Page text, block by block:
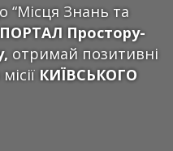
“Місця Знань та
Простору-
отримай позитивні
КИЇВСЬКОГО